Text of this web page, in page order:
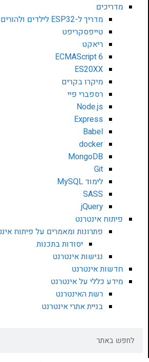
מדריכים
מדריך ל-ESP32 לילדים ולהורים מאפס
טייפסקריפט
ריאקט
ECMAScript 6
ES20XX
מיקרו בקרים
רספברי פיי
Node.js
Express
Babel
docker
MongoDB
Git
לימוד MySQL
SASS
jQuery
פיתוח אינטרנט
פתרונות ומאמרים על פיתוח
יסודות בתכנות
נגישות אינטרנט
חדשות אינטרנט
מידע כללי על אינטרנט
רשת האינטרנט
בניית אתרי אינטרנט